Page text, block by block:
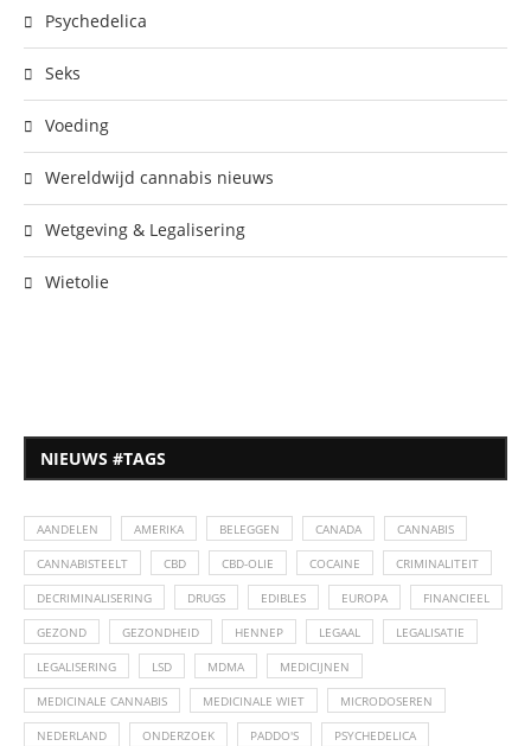
Psychedelica
Seks
Voeding
Wereldwijd cannabis nieuws
Wetgeving & Legalisering
Wietolie
NIEUWS #TAGS
AANDELEN AMERIKA BELEGGEN CANADA CANNABIS
CANNABISTEELT CBD CBD-OLIE COCAINE CRIMINALITEIT
DECRIMINALISERING DRUGS EDIBLES EUROPA FINANCIEEL
GEZOND GEZONDHEID HENNEP LEGAAL LEGALISATIE
LEGALISERING LSD MDMA MEDICIJNEN
MEDICINALE CANNABIS MEDICINALE WIET MICRODOSEREN
NEDERLAND ONDERZOEK PADDO'S PSYCHEDELICA